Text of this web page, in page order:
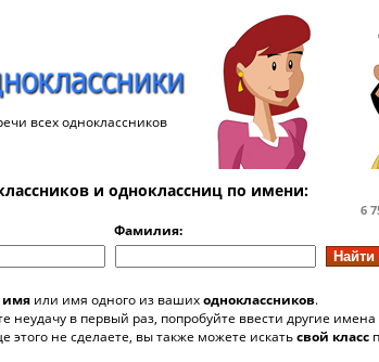
всех одноклассников
и одноклассниц по имени:
6
Фамилия:
имя или имя одного из вашиходноклассников.
неудачу в первый раз, попробуйте ввести другие
не сделаете, вы также можете искатьсвой класс